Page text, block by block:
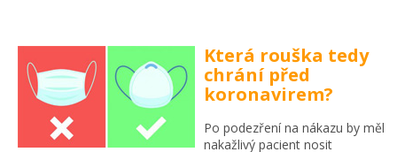
Která rouška tedy
chrání před
koronavirem?
Po podezření na nákazu by měl
nakažlivý pacient nosit